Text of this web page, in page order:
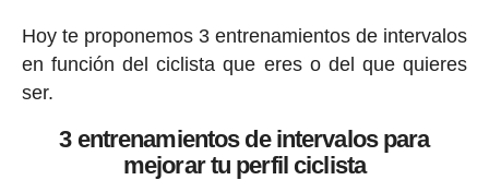
Hoy te proponemos 3 entrenamientos de intervalos
en función del ciclista que eres o del que quieres
ser.
3 entrenamientos de intervalos para
mejorar tu perfil ciclista